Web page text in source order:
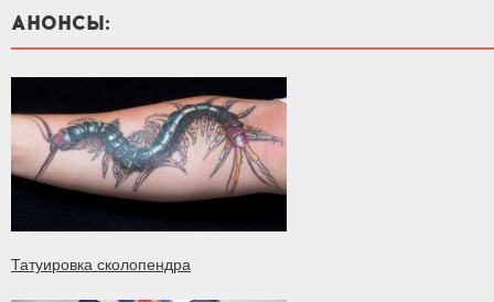
АНОНСЫ:
Татуировка сколопендра